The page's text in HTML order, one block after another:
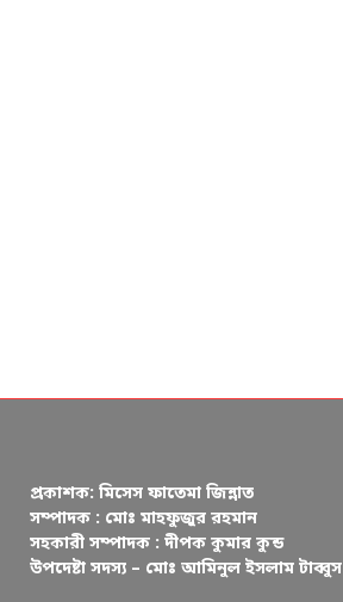
প্রকাশক: মিসেস ফাতেমা জিন্নাত
সম্পাদক : মোঃ মাহফুজুর রহমান
সহকারী সম্পাদক : দীপক কুমার কুন্ড
উপদেষ্টা সদস্য – মোঃ আমিনুল ইসলাম টাব্বুস